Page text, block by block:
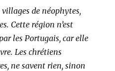
de néophytes,
Cette région n’est
les Portugais, car elle
Les chrétiens
ne savent rien, sinon